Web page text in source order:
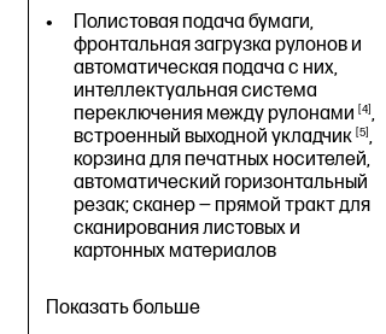
Полистовая подача бумаги,
фронтальная загрузка рулонов и
автоматическая подача с них,
интеллектуальная система
переключения междурулонами 4 ,
встроенный выходной укладчик 5 ,
корзина для печатных носителей,
автоматический горизонтальный
резак; сканер — прямой тракт для
сканирования листовых и
картонных материалов
Показать больше